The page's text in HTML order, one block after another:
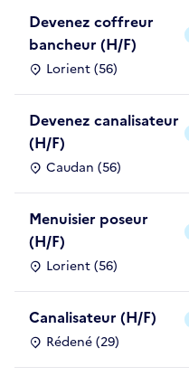
Devenez coffreur
bancheur (H/F)
Lorient (56)
Devenez canalisateur
(H/F)
Caudan (56)
Menuisier poseur
(H/F)
Lorient (56)
Canalisateur (H/F)
Rédené (29)